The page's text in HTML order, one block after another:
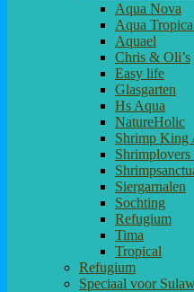
Aqua Nova
Aqua
Aquael
Chris & Oli’s
Easy life
Glasgarten
Hs Aqua
NatureHolic
Shrimp King
Siergarnalen
Sochting
Refugium
Tima
Tropical
Refugium
Speciaal voor